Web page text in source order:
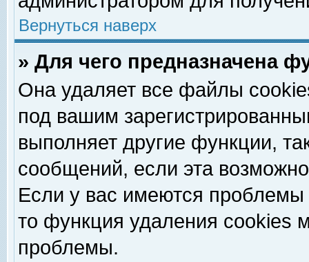
Вернуться наверх
» Для чего предназначена
Она удаляет все файлы
под вашим
выполняет другие функции,
сообщений, если эта
Если у вас имеются
то функция удаления cookies
проблемы.